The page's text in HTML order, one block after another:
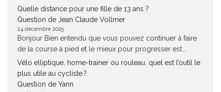
Quelle distance pour une fille de 13 ans ?
Question de Jean Claude Vollmer
24 décembre 2025
Bonjour Bien entendu que vous pouvez continuer à faire
de la course à pied et le mieux pour progresser est...
Vélo elliptique, home-trainer ou rouleau, quel est l’outil le
plus utile au cycliste ?
Question de Yann